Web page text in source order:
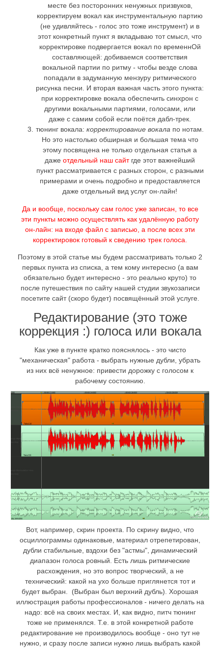
месте без посторонних ненужных призвуков,
корректируем вокал как инструментальную партию
(не удивляйтесь - голос это тоже инструмент) и в
этот конкретный пункт я вкладываю тот смысл, что
корректировке подвергается вокал по временнОй
составляющей: добиваемся соответствия
вокальной партии по ритму - чтобы везде слова
попадали в задуманную мензуру ритмического
рисунка песни. И вторая важная часть этого пункта:
при корректировке вокала обеспечить синхрон с
другими вокальными партиями, голосами, или
даже с самим собой если поётся дабл-трек.
тюнинг вокала: корректирование вокала по нотам.
Но это настолько обширная и большая тема что
этому посвящена не только отдельная статья а
даже отдельный наш сайтгде этот важнейший
пункт рассматривается с разных сторон, с разными
примерами и очень подробно и предоставляется
даже отдельный вид услуг он-лайн!
Да и вообще, поскольку сам голос уже записан, то все
эти пункты можно осуществлять как удалённую работу
он-лайн: на входе файл с записью, а после всех эти
корректировок готовый к сведению трек голоса.
Поэтому в этой статье мы будем рассматривать только 2
первых пункта из списка, а тем кому интересно (а вам
обязательно будет интересно - это реально круто) то
после путешествия по сайту нашей студии звукозаписи
посетите сайт (скоро будет) посвящённый этой услуге.
Редактирование (это тоже
коррекция :) голоса или вокала
Как уже в пункте кратко пояснялось - это чисто
"механическая" работа - выбрать нужные дубли, убрать
из них всё ненужное: привести дорожку с голосом к
рабочему состоянию.
Вот, например, скрин проекта. По скрину видно, что
осциллограммы одинаковые, материал отрепетирован,
дубли стабильные, вздохи без "астмы", динамический
диапазон голоса ровный. Есть лишь ритмические
расхождения, но это вопрос творческий, а не
технический: какой на ухо больше приглянется тот и
будет выбран. (Выбран был верхний дубль). Хорошая
иллюстрация работы профессионалов - ничего делать на
надо: всё на своих местах. И, как видно, питч тюнинг
тоже не применялся. Т.е. в этой конкретной работе
редактирование не производилось вообще - оно тут не
нужно, и сразу после записи нужно лишь выбрать какой